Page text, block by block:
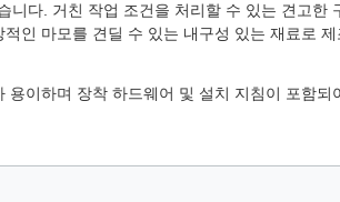
다. 거친 작업 조건을 처리할 수 있는 견고한
인 마모를 견딜 수 있는 내구성 있는 재료로
이하며 장착 하드웨어 및 설치 지침이 포함되